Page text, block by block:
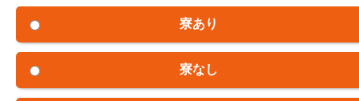
寮あり
寮なし